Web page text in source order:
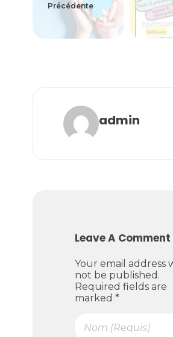
Précédente
admin
Leave A Comment
Your email address
not be published.
Required fields are
marked *